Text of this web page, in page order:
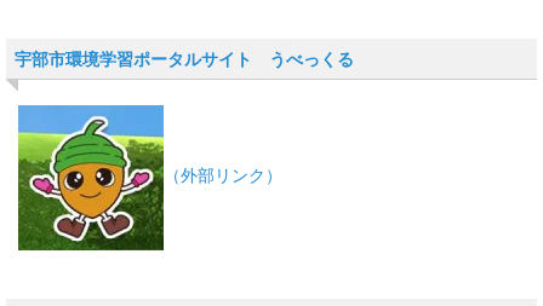
宇部市環境学習ポータルサイト うべっくる
（外部リンク）